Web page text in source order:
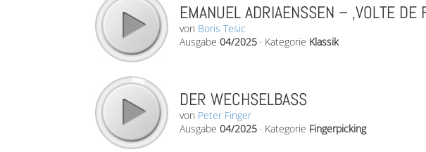
EMANUEL ADRIAENSSEN – ‚VOLTE DE
von Boris Tesic
Ausgabe 04/2025 · Kategorie Klassik
DER WECHSELBASS
von Peter Finger
Ausgabe 04/2025 · Kategorie Fingerpicking